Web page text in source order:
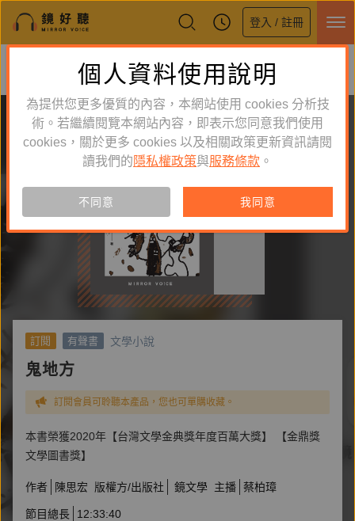
登入 / 註冊
鏡好聽全新APP上線
體驗全面升級，即刻下載
訂閱 有聲書 文學小說
鬼地方
訂閱會員可聆聽本產品，您也可單購收藏。
本書榮獲2020年【台灣文學金典獎年度百萬大獎】 【金鼎獎
文學圖書獎】
作者 陳思宏 版權方/出版社 鏡文學 主播 蔡柏璋
節目總長
12:33:40
個人資料使用說明
為提供您更多優質的內容，本網站使用 cookies 分析技
術。若繼續閱覽本網站內容，即表示您同意我們使用
cookies，關於更多 cookies 以及相關政策更新資訊請閱
讀我們的 隱私權政策與服務條款 。
不同意 我同意